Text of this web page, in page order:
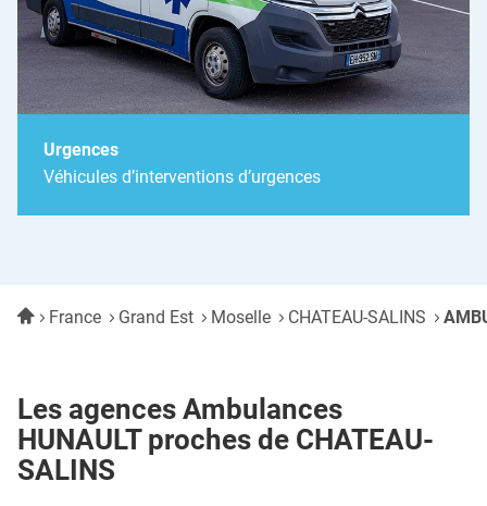
Urgences
Véhicules d’interventions d’urgences
AccueilFrance Grand Est Moselle CHATEAU-SALINS
Les agences Ambulances
HUNAULT proches de CHATEAU-
SALINS